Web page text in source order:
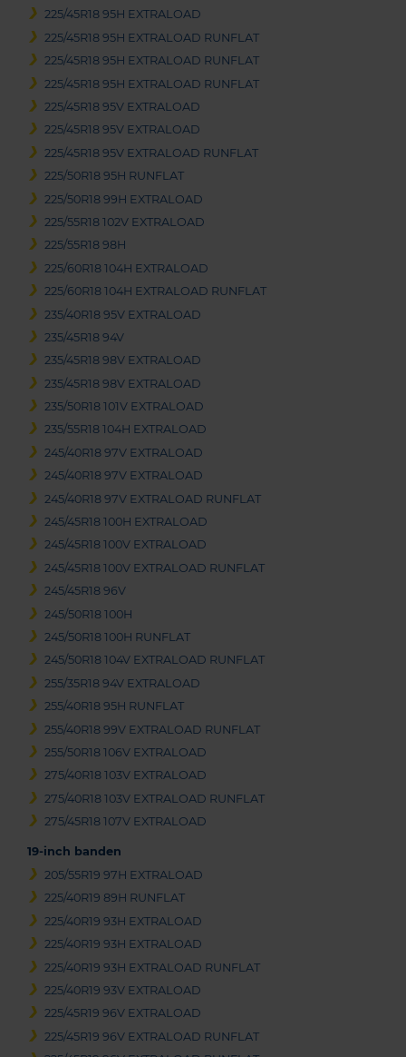
225/45R18 95H EXTRALOAD
225/45R18 95H EXTRALOAD RUNFLAT
225/45R18 95H EXTRALOAD RUNFLAT
225/45R18 95H EXTRALOAD RUNFLAT
225/45R18 95V EXTRALOAD
225/45R18 95V EXTRALOAD
225/45R18 95V EXTRALOAD RUNFLAT
225/50R18 95H RUNFLAT
225/50R18 99H EXTRALOAD
225/55R18 102V EXTRALOAD
225/55R18 98H
225/60R18 104H EXTRALOAD
225/60R18 104H EXTRALOAD RUNFLAT
235/40R18 95V EXTRALOAD
235/45R18 94V
235/45R18 98V EXTRALOAD
235/45R18 98V EXTRALOAD
235/50R18 101V EXTRALOAD
235/55R18 104H EXTRALOAD
245/40R18 97V EXTRALOAD
245/40R18 97V EXTRALOAD
245/40R18 97V EXTRALOAD RUNFLAT
245/45R18 100H EXTRALOAD
245/45R18 100V EXTRALOAD
245/45R18 100V EXTRALOAD RUNFLAT
245/45R18 96V
245/50R18 100H
245/50R18 100H RUNFLAT
245/50R18 104V EXTRALOAD RUNFLAT
255/35R18 94V EXTRALOAD
255/40R18 95H RUNFLAT
255/40R18 99V EXTRALOAD RUNFLAT
255/50R18 106V EXTRALOAD
275/40R18 103V EXTRALOAD
275/40R18 103V EXTRALOAD RUNFLAT
275/45R18 107V EXTRALOAD
19-inch banden
205/55R19 97H EXTRALOAD
225/40R19 89H RUNFLAT
225/40R19 93H EXTRALOAD
225/40R19 93H EXTRALOAD
225/40R19 93H EXTRALOAD RUNFLAT
225/40R19 93V EXTRALOAD
225/45R19 96V EXTRALOAD
225/45R19 96V EXTRALOAD RUNFLAT